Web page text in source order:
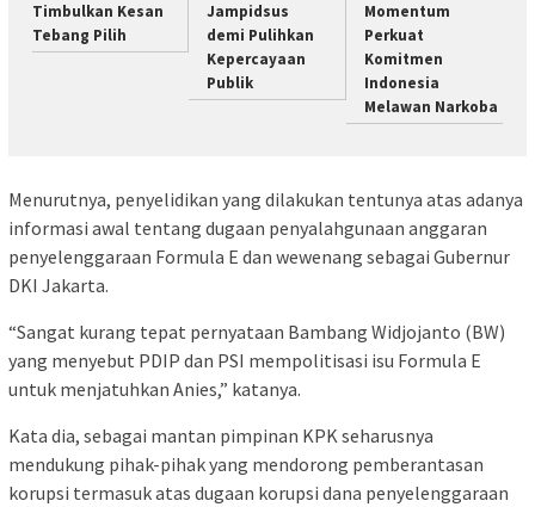
Timbulkan Kesan
Tebang Pilih
Jampidsus
demi Pulihkan
Kepercayaan
Publik
Momentum
Perkuat
Komitmen
Indonesia
Melawan Narkoba
Menurutnya, penyelidikan yang dilakukan tentunya atas adanya
informasi awal tentang dugaan penyalahgunaan anggaran
penyelenggaraan Formula E dan wewenang sebagai Gubernur
DKI Jakarta.
“Sangat kurang tepat pernyataan Bambang Widjojanto (BW)
yang menyebut PDIP dan PSI mempolitisasi isu Formula E
untuk menjatuhkan Anies,” katanya.
Kata dia, sebagai mantan pimpinan KPK seharusnya
mendukung pihak-pihak yang mendorong pemberantasan
korupsi termasuk atas dugaan korupsi dana penyelenggaraan